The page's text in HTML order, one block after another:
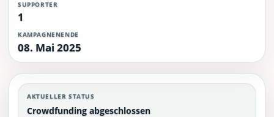
SUPPORTER
1
KAMPAGNENENDE
08. Mai 2025
AKTUELLER STATUS
Crowdfunding abgeschlossen